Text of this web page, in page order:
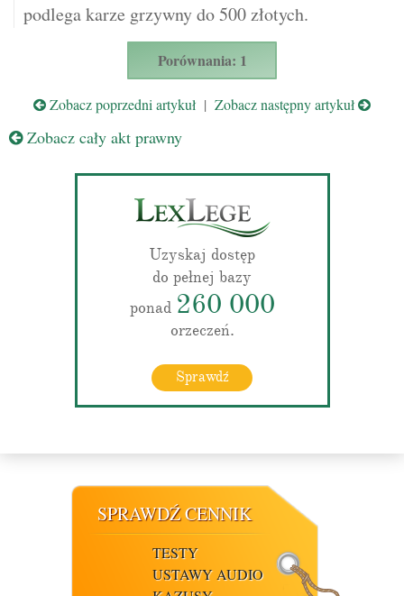
podlega karze grzywny do 500 złotych.
Porównania: 1
Zobacz poprzedni artykuł | Zobacz następny artykuł
Zobacz cały akt prawny
Uzyskaj dostęp
do pełnej bazy
ponad 260 000
orzeczeń.
Sprawdź
SPRAWDŹ CENNIK
TESTY
USTAWY AUDIO